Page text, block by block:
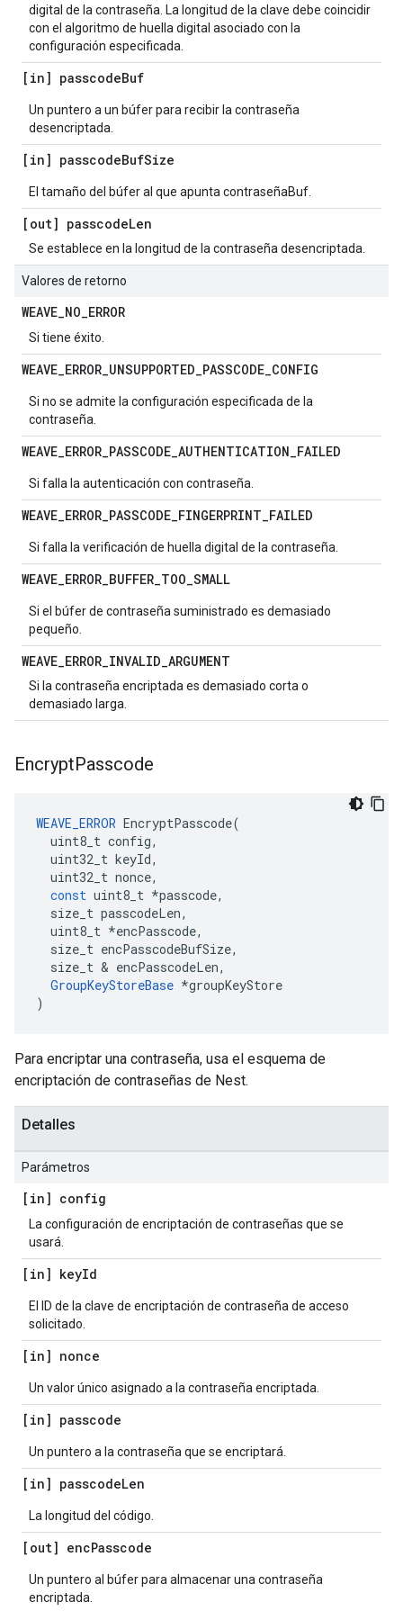
digital de la contraseña. La longitud de la clave debe coincidir
con el algoritmo de huella digital asociado con la
configuración especificada.
[in] passcodeBuf
Un puntero a un búfer para recibir la contraseña
desencriptada.
[in] passcodeBufSize
El tamaño del búfer al que apunta contraseñaBuf.
[out] passcodeLen
Se establece en la longitud de la contraseña desencriptada.
Valores de retorno
WEAVE_NO_ERROR
Si tiene éxito.
WEAVE_ERROR_UNSUPPORTED_PASSCODE_CONFIG
Si no se admite la configuración especificada de la
contraseña.
WEAVE_ERROR_PASSCODE_AUTHENTICATION_FAILED
Si falla la autenticación con contraseña.
WEAVE_ERROR_PASSCODE_FINGERPRINT_FAILED
Si falla la verificación de huella digital de la contraseña.
WEAVE_ERROR_BUFFER_TOO_SMALL
Si el búfer de contraseña suministrado es demasiado
pequeño.
WEAVE_ERROR_INVALID_ARGUMENT
Si la contraseña encriptada es demasiado corta o
demasiado larga.
EncryptPasscode
WEAVE_ERROR EncryptPasscode(
uint8_t config,
uint32_t keyId,
uint32_t nonce,
const uint8_t *passcode,
size_t passcodeLen,
uint8_t *encPasscode,
size_t encPasscodeBufSize,
size_t & encPasscodeLen,
GroupKeyStoreBase *groupKeyStore
)
Para encriptar una contraseña, usa el esquema de
encriptación de contraseñas de Nest.
Detalles
Parámetros
[in] config
La configuración de encriptación de contraseñas que se
usará.
[in] keyId
El ID de la clave de encriptación de contraseña de acceso
solicitado.
[in] nonce
Un valor único asignado a la contraseña encriptada.
[in] passcode
Un puntero a la contraseña que se encriptará.
[in] passcodeLen
La longitud del código.
[out] encPasscode
Un puntero al búfer para almacenar una contraseña
encriptada.